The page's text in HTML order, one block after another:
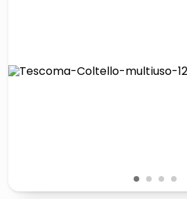
lucidatrice pavimenti
1 2 3 4